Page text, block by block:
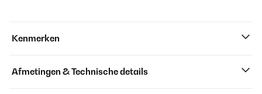
Kenmerken
Afmetingen & Technische details